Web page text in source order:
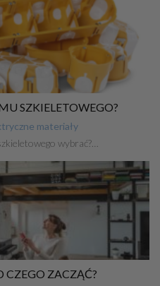
SZKIELETOWEGO?
materiały
wybrać?…
ZACZĄĆ?